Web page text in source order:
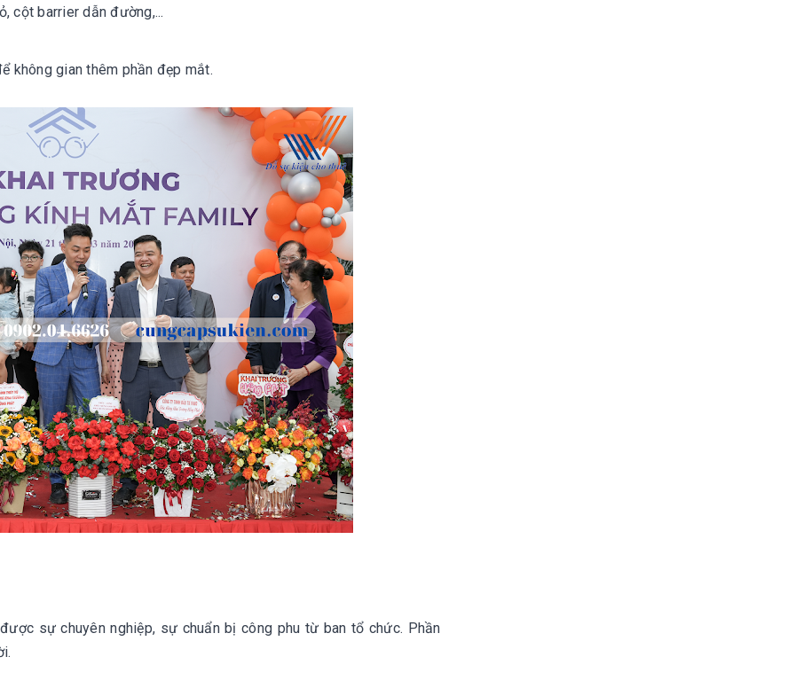
cột barrier dẫn đường,...
không gian thêm phần đẹp mắt.
sự chuyên nghiệp, sự chuẩn bị công phu từ ban tổ chức. Phần